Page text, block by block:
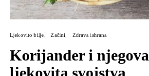
Ljekovito bilje Začini Zdrava ishrana
Korijander i njegova